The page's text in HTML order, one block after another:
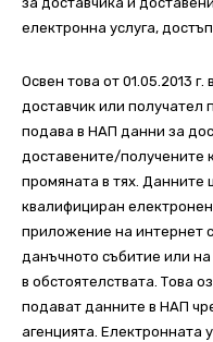
електронна услуга,
Освен това от 01.05.2013
доставчик или получател
подава в НАП данни за
доставените/получените
промяната в тях. Данните
квалифициран
приложение на интернет
данъчното събитие или
в обстоятелствата. Това
подават данните в НАП
агенцията. Електронната